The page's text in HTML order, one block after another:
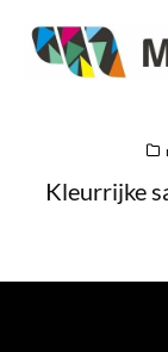
Kleurrijke